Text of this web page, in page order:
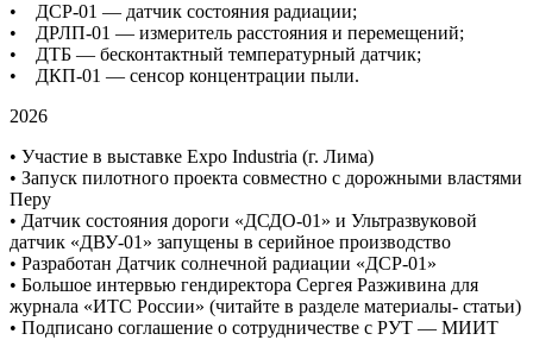
• ДСР-01 — датчик состояния радиации;
• ДРЛП-01 — измеритель расстояния и перемещений;
• ДТБ — бесконтактный температурный датчик;
• ДКП-01 — сенсор концентрации пыли.
2026
• Участие в выставке Expo Industria (г. Лима)
• Запуск пилотного проекта совместно с дорожными властями
Перу
• Датчик состояния дороги «ДСДО‑01» и Ультразвуковой
датчик «ДВУ‑01» запущены в серийное производство
• Разработан Датчик солнечной радиации «ДСР‑01»
• Большое интервью гендиректора Сергея Разживина для
журнала «ИТС России» (читайте в разделе материалы- статьи)
• Подписано соглашение о сотрудничестве с РУТ — МИИТ